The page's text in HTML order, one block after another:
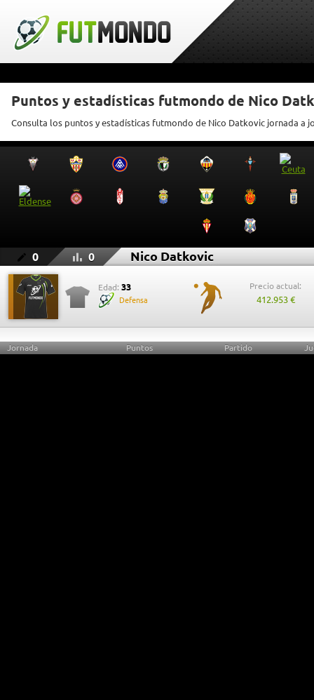
Puntos y estadísticas futmondo de Nico
Consulta los puntos y estadísticas futmondo de Nico Datkovic jornada a
0 0 Nico Datkovic
Edad: 33
Defensa
Precio actual:
412.953 €
Jornada Puntos Partido